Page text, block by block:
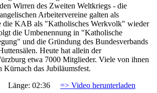
Wirren des Zweiten Weltkriegs - die
Arbeitervereine galten als
die KAB als "Katholisches Werkvolk" wieder
die Umbenennung in "Katholische
und die Gründung des Bundesverbands
Heute hat allein der
etwa 7000 Mitglieder. Viele von ihnen
das Jubiläumsfest.
Länge: 02:36 => Video herunterladen